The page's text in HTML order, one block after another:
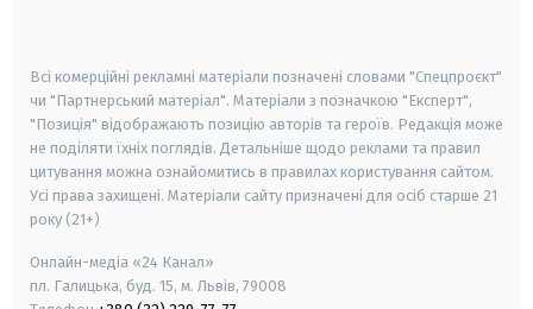
Всі комерційні рекламні матеріали позначені словами "Спецпроєкт"
чи "Партнерський матеріал". Матеріали з позначкою "Експерт",
"Позиція" відображають позицію авторів та героїв. Редакція може
не поділяти їхніх поглядів. Детальніше щодо реклами та правил
цитування можна ознайомитись в правилах користування сайтом.
Усі права захищені. Матеріали сайту призначені для осіб старше 21
року (21+)
Онлайн-медіа «24 Канал»
пл. Галицька, буд. 15, м. Львів, 79008